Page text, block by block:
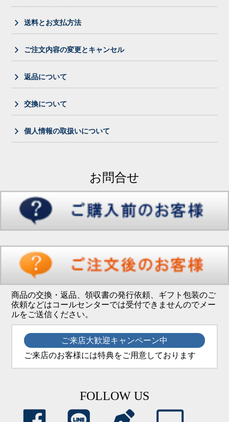
送料とお支払方法
ご注文内容の変更とキャンセル
返品について
交換について
個人情報の取扱いについて
お問合せ
商品の交換・返品、領収書の発行依頼、ギフト包装のご
依頼などはコールセンターでは受付できませんのでメー
ルをご送信ください。
ご来店大歓迎キャンペーン中
ご来店のお客様には特典をご用意しております
FOLLOW US